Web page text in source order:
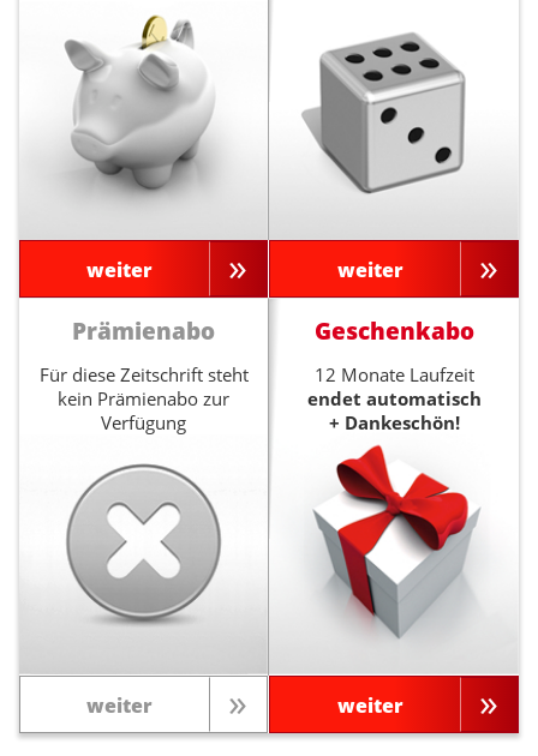
weiter weiter
Prämienabo
Für diese Zeitschrift steht
kein Prämienabo zur
Verfügung
weiter
Geschenkabo
12 Monate Laufzeit
endet automatisch
+ Dankeschön!
weiter